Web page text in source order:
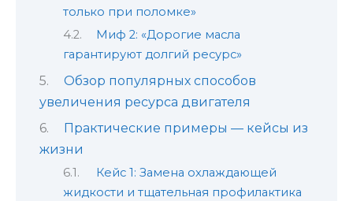
только при поломке»
Миф 2: «Дорогие масла
гарантируют долгий ресурс»
Обзор популярных способов
увеличения ресурса двигателя
Практические примеры — кейсы из
жизни
Кейс 1: Замена охлаждающей
жидкости и тщательная профилактика